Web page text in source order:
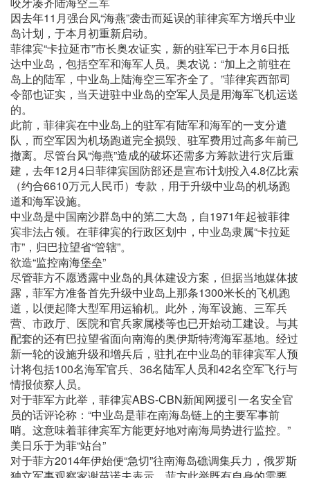
因去年11月强台风“海燕”袭击而延误的菲律宾军方增兵中业
岛计划，于本月初重新启动。
菲律宾“卡拉延市”市长奥农证实，新的驻军已于本月6日抵
达中业岛，包括空军和海军人员。奥农说：“加上之前驻在
岛上的陆军，中业岛上陆海空三军齐全了。”菲律宾西部司
令部也证实，当天进驻中业岛的空军人员是用海军飞机运送
的。
此前，菲律宾在中业岛上的驻军有陆军和海军的一支分遣
队，而空军因为机场跑道完全损毁、驻军费用过高多年前已
撤离。尽管台风“海燕”造成的破坏还需多方筹款进行灾后重
建，去年12月4日菲律宾国防部还是宣布计划投入4.8亿比索
（约合6610万元人民币）专款，用于升级中业岛的机场跑
道和海军设施。
中业岛是中国南沙群岛中的第二大岛，自1971年起被菲律
宾非法占领。在菲律宾的行政区划中，中业岛隶属“卡拉延
市”，归巴拉望省“管辖”。
欲造“监控南海堡垒”
尽管菲方不愿透露中业岛的具体建设方案，但据当地媒体披
露，菲军方准备首先升级中业岛上那条1300米长的飞机跑
道，以便起降大型军用运输机。此外，海军设施、三军兵
营、市政厅、医院和官兵家属楼等也已开始动工建设。与其
配套的还有巴拉望省面向南海的奥伊斯特湾海军基地。经过
新一轮的设施升级和增兵后，驻扎在中业岛的菲律宾军人预
计将包括100名海军官兵、36名陆军人员和42名空军飞行与
情报侦察人员。
对于菲军方此举，菲律宾ABS-CBN新闻网援引一名安全官
员的话评论称：“中业岛是菲在南海岛链上的主要军事前
哨。这意味着菲律宾军方能更好地对南海局势进行监控。”
美日乐于为菲“站台”
对于菲方2014年伊始便“急切”往南海岛礁调集兵力，俄罗斯